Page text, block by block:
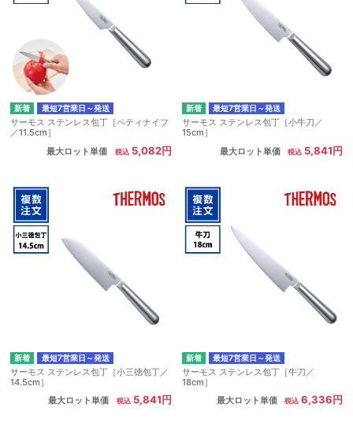
最短7営業日～発送
サーモス ステンレス包丁［ペティナイフ
／11.5cm］
最大ロット単価
5,082円
最短7営業日～発送
サーモス ステンレス包丁［小牛刀／
15cm］
最大ロット単価
5,841円
最短7営業日～発送
サーモス ステンレス包丁［小三徳包丁／
14.5cm］
最大ロット単価
5,841円
最短7営業日～発送
サーモス ステンレス包丁［牛刀／
18cm］
最大ロット単価
6,336円